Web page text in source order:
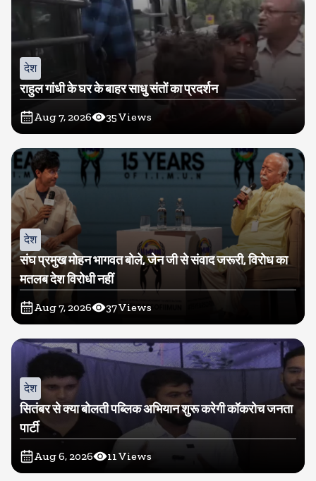
देश
राहुल गांधी के घर के बाहर साधु संतों का प्रदर्शन
Aug 7, 2026 35Views
देश
संघ प्रमुख मोहन भागवत बोले, जेन जी से संवाद जरूरी, विरोध का
मतलब देश विरोधी नहीं
Aug 7, 2026 37Views
देश
सितंबर से क्या बोलती पब्लिक अभियान शुरू करेगी कॉकरोच जनता
पार्टी
Aug 6, 2026 11 Views